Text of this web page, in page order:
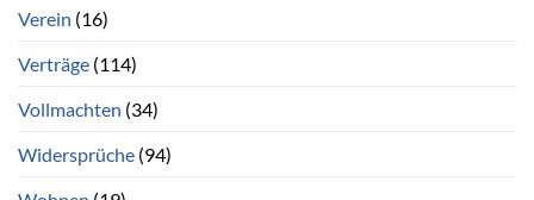
Verein (16)
Verträge (114)
Vollmachten (34)
Widersprüche (94)